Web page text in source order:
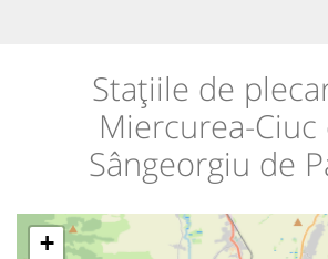
Stațiile de
Miercurea-Ciuc
Sângeorgiu de
+